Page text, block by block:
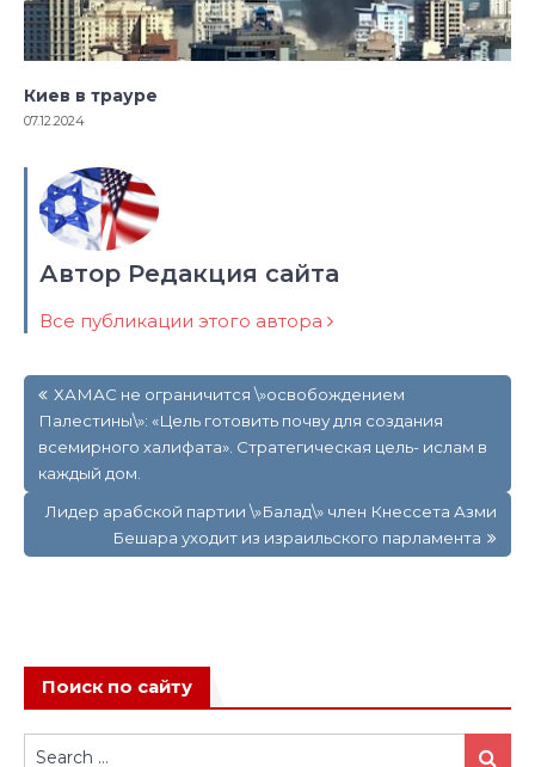
Киев в трауре
07.12.2024
Автор Редакция сайта
Все публикации этого автора
по
записям
ХАМАС не ограничится \»освобождением
Палестины\»: «Цель готовить почву для создания
всемирного халифата». Стратегическая цель- ислам в
каждый дом.
Лидер арабской партии \»Балад\» член Кнессета Азми
Бешара уходит из израильского парламента
Поиск по сайту
Search
Search